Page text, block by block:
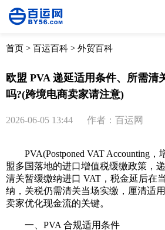
全部 物流资讯
取消
首页 > 百运百科 > 外贸百科
欧盟 PVA 递延适用条件、所需清
吗?(跨境电商卖家请注意)
2026-06-05 13:44 作者：百运网
PVA(Postponed VAT Accounting，
盟多国落地的进口增值税缓缴政策，
清关暂缓缴纳进口 VAT，税金延后在
纳，关税仍需清关当场实缴，厘清适
卖家优化现金流的关键。
一、PVA 合规适用条件